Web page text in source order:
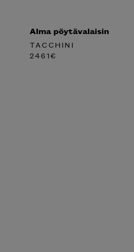
Alma pöytävalaisin
TACCHINI
2461€